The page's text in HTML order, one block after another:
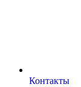
Контакты